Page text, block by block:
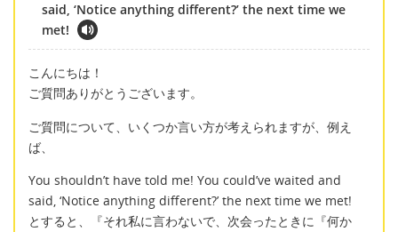
said, ‘Notice anything different?’ the next time we
met!
こんにちは！
ご質問ありがとうございます。
ご質問について、いくつか言い方が考えられますが、例え
ば、
You shouldn’t have told me! You could’ve waited and
said, ‘Notice anything different?’ the next time we met!
とすると、『それ私に言わないで、次会ったときに『何か